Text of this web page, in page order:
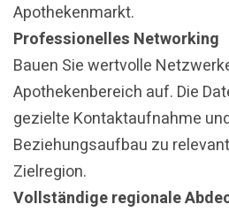
Apothekenmarkt.
Professionelles Networking
Bauen Sie wertvolle
Apothekenbereich auf. Die
gezielte Kontaktaufnahme
Beziehungsaufbau zu
Zielregion.
Vollständige regionale